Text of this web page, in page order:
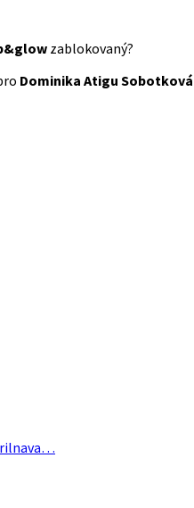
zablokovaný?
Dominika Atigu Sobotková